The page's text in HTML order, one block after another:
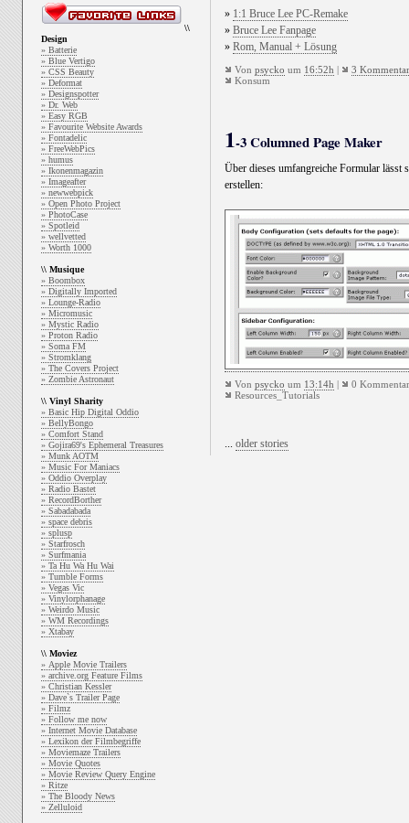
\\
Design
» Batterie
» Blue Vertigo
» CSS Beauty
» Deformat
» Designspotter
» Dr. Web
» Easy RGB
» Favourite Website Awards
» Fontadelic
» FreeWebPics
» humus
» Ikonenmagazin
» Imageafter
» newwebpick
» Open Photo Project
» PhotoCase
» Spotleid
» wellvetted
» Worth 1000
\\ Musique
» Boombox
» Digitally Imported
» Lounge-Radio
» Micromusic
» Mystic Radio
» Proton Radio
» Soma FM
» Stromklang
» The Covers Project
» Zombie Astronaut
\\ Vinyl Sharity
» Basic Hip Digital Oddio
» BellyBongo
» Comfort Stand
» Gojira69's Ephemeral Treasures
» Munk AOTM
» Music For Maniacs
» Oddio Overplay
» Radio Bastet
» RecordBorther
» Sabadabada
» space debris
» splusp
» Starfrosch
» Surfmania
» Ta Hu Wa Hu Wai
» Tumble Forms
» Vegas Vic
» Vinylorphanage
» Weirdo Music
» WM Recordings
» Xtabay
\\ Moviez
» Apple Movie Trailers
» archive.org Feature Films
» Christian Kessler
» Dave`s Trailer Page
» Filmz
» Follow me now
» Internet Movie Database
» Lexikon der Filmbegriffe
» Moviemaze Trailers
» Movie Quotes
» Movie Review Query Engine
» Ritze
» The Bloody News
» Zelluloid
» 1:1 Bruce Lee PC-Remake
» Bruce Lee Fanpage
» Rom, Manual + Lösung
Von psycko um 16:52h |
3
Konsum
1-3 Columned Page Maker
Über dieses umfangreiche Formular lässt
erstellen:
Von psycko um 13:14h |
0
Resources_Tutorials
... older stories